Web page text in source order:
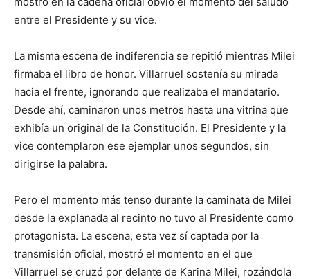
entre el Presidente y su vice.
La misma escena de indiferencia se repitió mientras Milei
firmaba el libro de honor. Villarruel sostenía su mirada
hacia el frente, ignorando que realizaba el mandatario.
Desde ahí, caminaron unos metros hasta una vitrina que
exhibía un original de la Constitución. El Presidente y la
vice contemplaron ese ejemplar unos segundos, sin
dirigirse la palabra.
Pero el momento más tenso durante la caminata de Milei
desde la explanada al recinto no tuvo al Presidente como
protagonista. La escena, esta vez sí captada por la
transmisión oficial, mostró el momento en el que
Villarruel se cruzó por delante de Karina Milei, rozándola